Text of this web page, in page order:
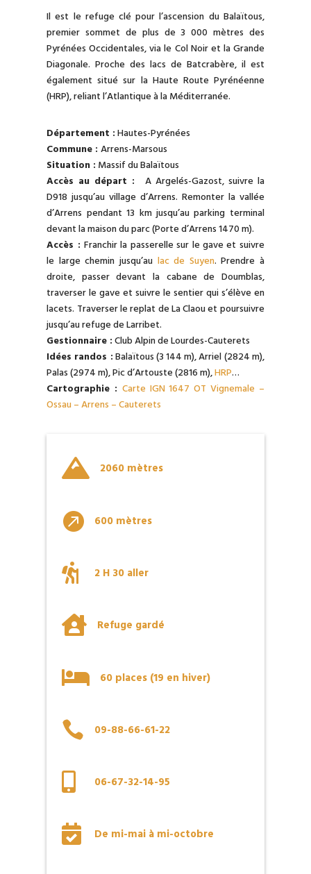
Il est le refuge clé pour l’ascension du Balaïtous,
premier sommet de plus de 3 000 mètres des
Pyrénées Occidentales, via le Col Noir et la Grande
Diagonale. Proche des lacs de Batcrabère, il est
également situé sur la Haute Route Pyrénéenne
(HRP), reliant l’Atlantique à la Méditerranée.
Département : Hautes-Pyrénées
Commune :Arrens-Marsous
Situation : Massif du Balaïtous
Accès au départ : A Argelés-Gazost, suivre la
D918 jusqu’au village d’Arrens. Remonter la vallée
d’Arrens pendant 13 km jusqu’au parking terminal
devant la maison du parc (Porte d’Arrens 1470 m).
Accès :Franchir la passerelle sur le gave et suivre
le large chemin jusqu’au lac de Suyen. Prendre à
droite, passer devant la cabane de Doumblas,
traverser le gave et suivre le sentier qui s’élève en
lacets. Traverser le replat de La Claou et poursuivre
jusqu’au refuge de Larribet.
Gestionnaire : Club Alpin de Lourdes-Cauterets
Idées randos : Balaïtous (3 144 m), Arriel (2824 m),
Palas (2974 m), Pic d’Artouste (2816 m),HRP…
Cartographie : Carte IGN 1647 OT Vignemale –
Ossau – Arrens – Cauterets
 2060 mètres
 600 mètres
 2 H 30 aller
 Refuge gardé
 60 places (19 en hiver)
 09-88-66-61-22
 06-67-32-14-95
 De mi-mai à mi-octobre